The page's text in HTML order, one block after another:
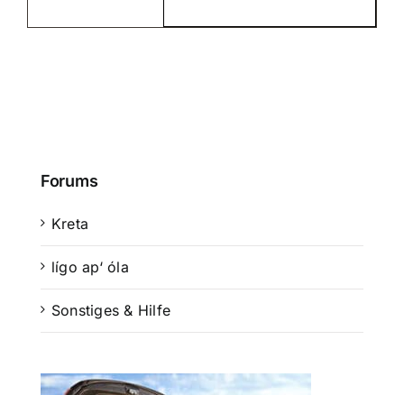
Forums
Kreta
lígo ap‘ óla
Sonstiges & Hilfe